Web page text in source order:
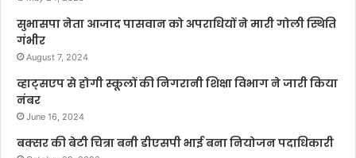
सुभासपा नेता आजाद पासवान को अपराधियों ने मारी गोली स्थिति
गंभीर
August 7, 2024
व्हाट्सएप से होगी स्कूलों की निगरानी शिक्षा विभाग ने जारी किया
नंबर
June 16, 2024
बक्सर की बेटी चित्रा बनी डीएसपी भाई बना नियोजन पदाधिकारी